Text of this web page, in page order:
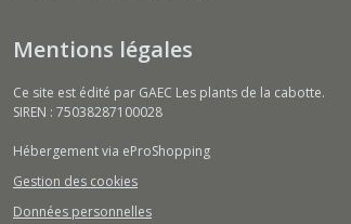
Mentions légales
Ce site est édité par GAEC Les plants de la cabotte.
SIREN : 75038287100028
Hébergement via eProShopping
Gestion des cookies
Données personnelles